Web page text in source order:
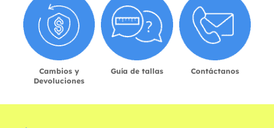
Cambios y
Devoluciones
Guía de tallas Contáctanos